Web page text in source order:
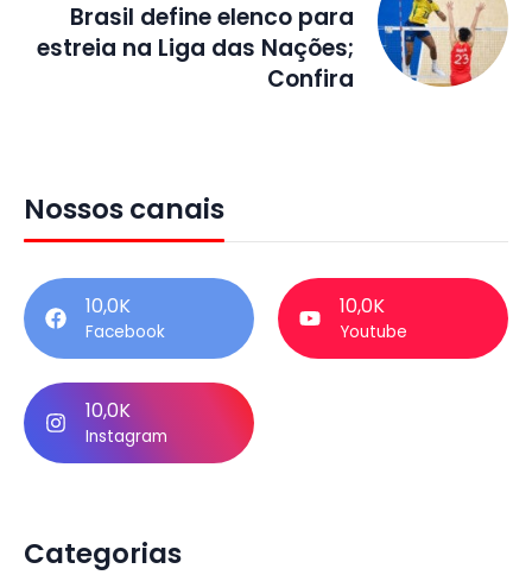
Brasil define elenco para
estreia na Liga das Nações;
Confira
Nossos canais
10,0K
Facebook
10,0K
Youtube
10,0K
Instagram
Categorias